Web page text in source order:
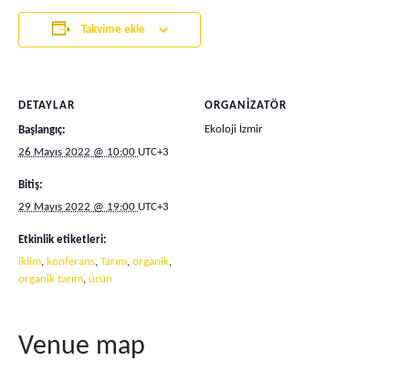
Takvime ekle
DETAYLAR
Başlangıç:
26 Mayıs 2022 @ 10:00 UTC+3
Bitiş:
29 Mayıs 2022 @ 19:00 UTC+3
Etkinlik etiketleri:
iklim, konferans, Tarım, organik,
organik tarım, ürün
ORGANIZATÖR
Ekoloji İzmir
Venue map